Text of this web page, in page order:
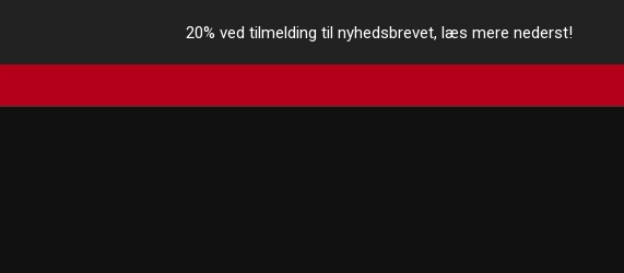
20% ved tilmelding til nyhedsbrevet, læs mere nederst!